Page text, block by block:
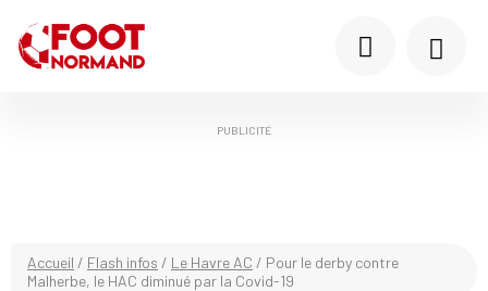
PUBLICITÉ
Accueil / Flash infos / Le Havre AC / Pour le derby contre
Malherbe, le HAC diminué par la Covid-19